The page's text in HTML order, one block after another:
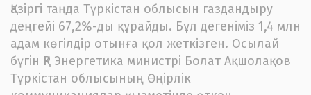
Қазіргі таңда Түркістан облысын газдандыру
деңгейі 67,2%-ды құрайды. Бұл дегеніміз 1,4 млн
адам көгілдір отынға қол жеткізген. Осылай
бүгін ҚР Энергетика министрі Болат Ақшолақов
Түркістан облысының Өңірлік